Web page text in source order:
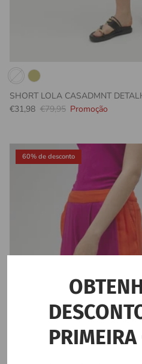
SHORT LOLA CASADMNT
Preço promocional
€31,98 Preço normal
€79,95 Promoção
60% de desconto